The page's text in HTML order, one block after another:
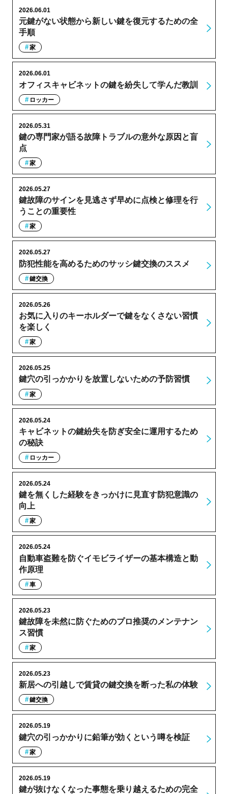
元鍵がない状態から新しい鍵を復元するための全
手順
2026.06.01
家
オフィスキャビネットの鍵を紛失して学んだ教訓
2026.06.01
ロッカー
鍵の専門家が語る故障トラブルの意外な原因と盲
点
2026.05.31
家
鍵故障のサインを見逃さず早めに点検と修理を行
うことの重要性
2026.05.27
家
防犯性能を高めるためのサッシ鍵交換のススメ
2026.05.27
鍵交換
お気に入りのキーホルダーで鍵をなくさない習慣
を楽しく
2026.05.26
家
鍵穴の引っかかりを放置しないための予防習慣
2026.05.25
家
キャビネットの鍵紛失を防ぎ安全に運用するため
の秘訣
2026.05.24
ロッカー
鍵を無くした経験をきっかけに見直す防犯意識の
向上
2026.05.24
家
自動車盗難を防ぐイモビライザーの基本構造と動
作原理
2026.05.24
車
鍵故障を未然に防ぐためのプロ推奨のメンテナン
ス習慣
2026.05.23
家
新居への引越しで賃貸の鍵交換を断った私の体験
2026.05.23
鍵交換
鍵穴の引っかかりに鉛筆が効くという噂を検証
2026.05.19
家
鍵が抜けなくなった事態を乗り越えるための完全
2026.05.19